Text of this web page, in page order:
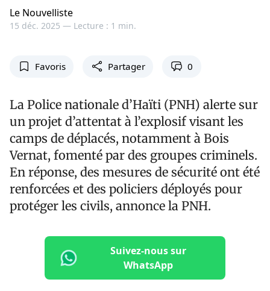
Le Nouvelliste
15 déc. 2025 — Lecture : 1 min.
Favoris Partager 0
La Police nationale d’Haïti (PNH) alerte sur
un projet d’attentat à l’explosif visant les
camps de déplacés, notamment à Bois
Vernat, fomenté par des groupes criminels.
En réponse, des mesures de sécurité ont été
renforcées et des policiers déployés pour
protéger les civils, annonce la PNH.
Suivez-nous sur
WhatsApp